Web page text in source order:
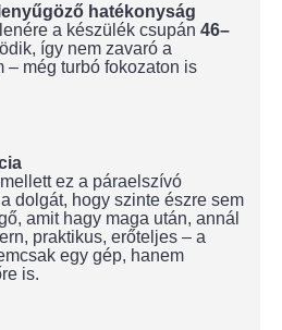
hatékonyság
a készülék csupán 46–
így nem zavaró a
– még turbó fokozaton is
ez a páraelszívó
dolgát, hogy szinte észre sem
amit hagy maga után, annál
praktikus, erőteljes – a
egy gép, hanem
is.